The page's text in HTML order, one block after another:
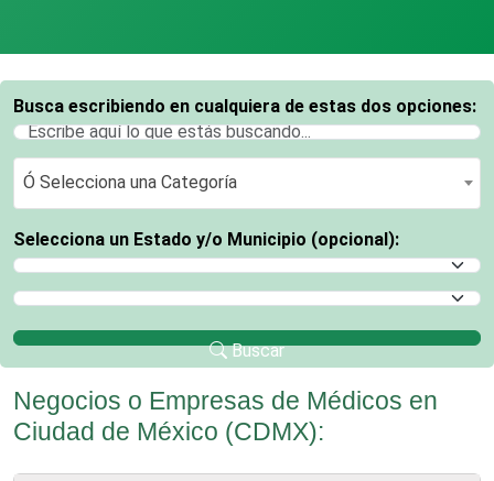
Busca escribiendo en cualquiera de estas dos opciones:
Ó Selecciona una Categoría
Ó Selecciona una Categoría
Selecciona un Estado y/o Municipio (opcional):
Selecciona un Estado
Selecciona un Municipio
Buscar
Negocios o Empresas de Médicos en
Ciudad de México (CDMX):